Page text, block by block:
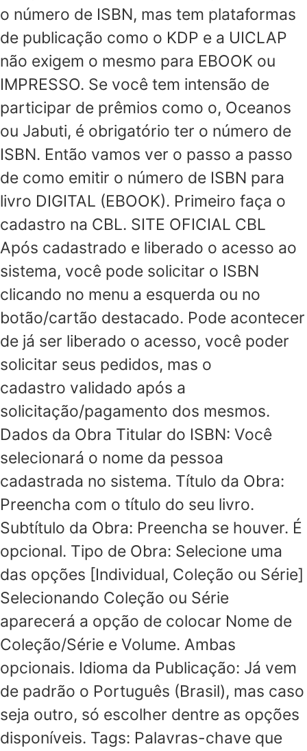
o número de ISBN, mas tem plataformas
de publicação como o KDP e a UICLAP
não exigem o mesmo para EBOOK ou
IMPRESSO. Se você tem intensão de
participar de prêmios como o, Oceanos
ou Jabuti, é obrigatório ter o número de
ISBN. Então vamos ver o passo a passo
de como emitir o número de ISBN para
livro DIGITAL (EBOOK). Primeiro faça o
cadastro na CBL. SITE OFICIAL CBL
Após cadastrado e liberado o acesso ao
sistema, você pode solicitar o ISBN
clicando no menu a esquerda ou no
botão/cartão destacado. Pode acontecer
de já ser liberado o acesso, você poder
solicitar seus pedidos, mas o
cadastro validado após a
solicitação/pagamento dos mesmos.
Dados da Obra Titular do ISBN: Você
selecionará o nome da pessoa
cadastrada no sistema. Título da Obra:
Preencha com o título do seu livro.
Subtítulo da Obra: Preencha se houver. É
opcional. Tipo de Obra: Selecione uma
das opções [Individual, Coleção ou Série]
Selecionando Coleção ou Série
aparecerá a opção de colocar Nome de
Coleção/Série e Volume. Ambas
opcionais. Idioma da Publicação: Já vem
de padrão o Português (Brasil), mas caso
seja outro, só escolher dentre as opções
disponíveis. Tags: Palavras-chave que